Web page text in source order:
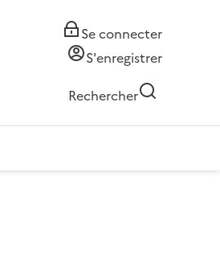
Se connecter
S'enregistrer
Rechercher